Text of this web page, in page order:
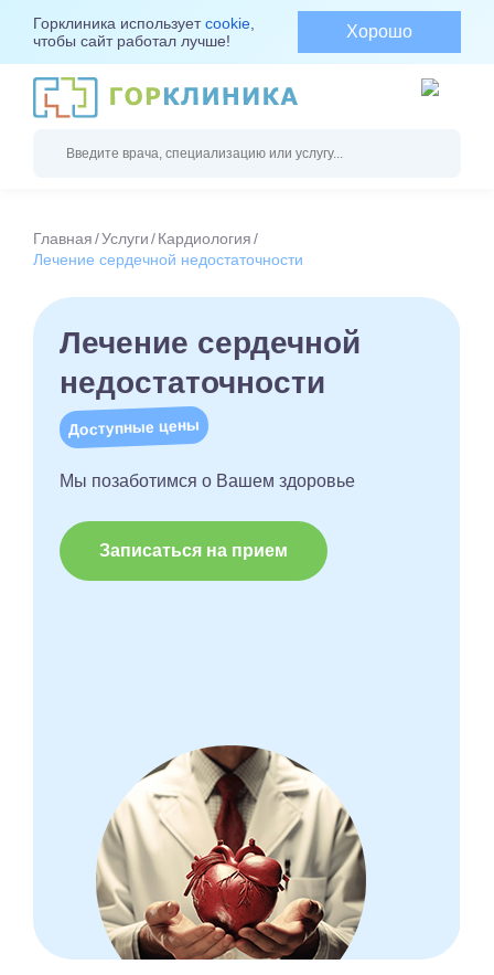
Горклиника используетcookie
чтобы сайт работал лучше!
Хорошо
Главная Услуги
Кардиология
Лечение сердечной недостаточности
Лечение сердечной
недостаточности
Доступные цены
Мы позаботимся о Вашем здоровье
Записаться на прием